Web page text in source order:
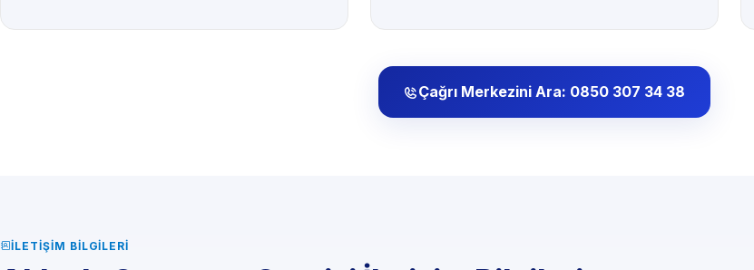
Çağrı Merkezini Ara: 0850 307 34 38
İLETIŞIM BILGILERI